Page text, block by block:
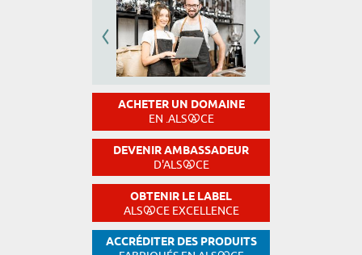
ACHETER UN DOMAINE
EN .ALS CE
DEVENIR AMBASSADEUR
D'ALS CE
OBTENIR LE LABEL
ALS CE EXCELLENCE
ACCRÉDITER DES PRODUITS